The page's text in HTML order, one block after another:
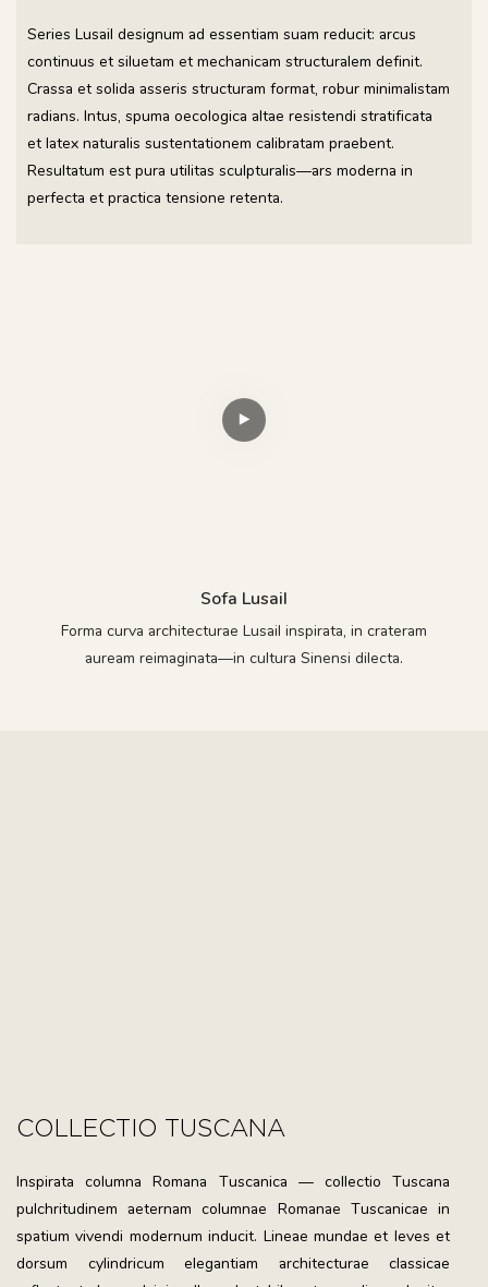
Series Lusail designum ad essentiam suam reducit: arcus
continuus et siluetam et mechanicam structuralem definit.
Crassa et solida asseris structuram format, robur minimalistam
radians. Intus, spuma oecologica altae resistendi stratificata
et latex naturalis sustentationem calibratam praebent.
Resultatum est pura utilitas sculpturalis—ars moderna in
perfecta et practica tensione retenta.
Sofa Lusail
Forma curva architecturae Lusail inspirata, in crateram
auream reimaginata—in cultura Sinensi dilecta.
COLLECTIO TUSCANA
Inspirata columna Romana Tuscanica — collectio Tuscana
pulchritudinem aeternam columnae Romanae Tuscanicae in
spatium vivendi modernum inducit. Lineae mundae et leves et
dorsum cylindricum elegantiam architecturae classicae